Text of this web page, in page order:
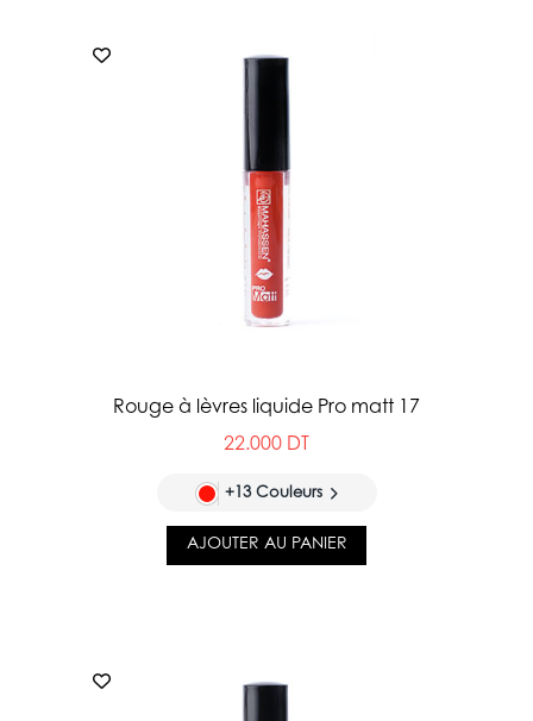
Rouge à lèvres liquide Pro matt 17
22.000 DT
+13 Couleurs
AJOUTER AU PANIER